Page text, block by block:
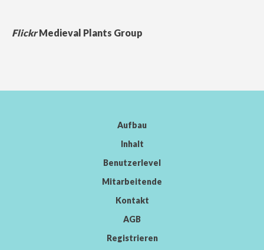
FlickrMedieval Plants Group
Aufbau
Inhalt
Benutzerlevel
Mitarbeitende
Kontakt
AGB
Registrieren